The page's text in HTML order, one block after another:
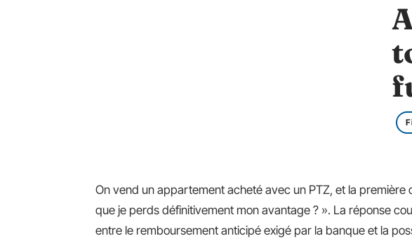
On vend un appartement acheté avec un PTZ, et la première
que je perds définitivement mon avantage ? ». La réponse
entre le remboursement anticipé exigé par la banque et la